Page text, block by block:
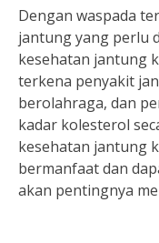
Dengan waspada
jantung yang perlu
kesehatan jantung
terkena penyakit
berolahraga, dan
kadar kolesterol
kesehatan jantung
bermanfaat dan
akan pentingnya